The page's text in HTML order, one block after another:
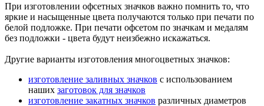
При изготовлении офсетных значков важно помнить то, что
яркие и насыщенные цвета получаются только при печати по
белой подложке. При печати офсетом по значкам и медалям
без подложки - цвета будут неизбежно искажаться.
Другие варианты изготовления многоцветных значков:
изготовление заливных значков с использованием
наших заготовок для значков
изготовление закатных значков различных диаметров